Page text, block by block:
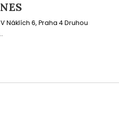
Náklích 6, Praha 4 Druhou